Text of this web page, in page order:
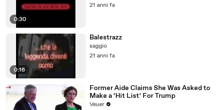
0:30
21 anni fa
0:16
Balestrazz
saggio
21 anni fa
Former Aide Claims She Was Asked to
Make a ‘Hit List’ For Trump
Veuer